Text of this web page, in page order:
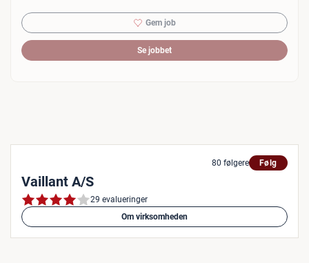
Gem job
Se jobbet
80 følgere Følg
Vaillant A/S
29 evalueringer
Om virksomheden